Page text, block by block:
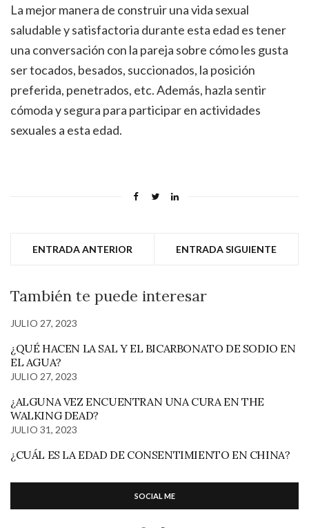
La mejor manera de construir una vida sexual
saludable y satisfactoria durante esta edad es tener
una conversación con la pareja sobre cómo les gusta
ser tocados, besados, succionados, la posición
preferida, penetrados, etc. Además, hazla sentir
cómoda y segura para participar en actividades
sexuales a esta edad.
ENTRADA ANTERIOR ENTRADA SIGUIENTE
También te puede interesar
JULIO 27, 2023
¿QUÉ HACEN LA SAL Y EL BICARBONATO DE SODIO EN
EL AGUA?
JULIO 27, 2023
¿ALGUNA VEZ ENCUENTRAN UNA CURA EN THE
WALKING DEAD?
JULIO 31, 2023
¿CUÁL ES LA EDAD DE CONSENTIMIENTO EN CHINA?
SOCIAL ME